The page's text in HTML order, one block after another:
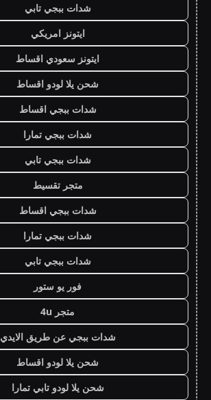
شدات ببجي تابي
ايتونز امريكي
ايتونز سعودي اقساط
شحن يلا لودو اقساط
شدات ببجي اقساط
شدات ببجي تمارا
شدات ببجي تابي
متجر تقسيط
شدات ببجي اقساط
شدات ببجي تمارا
شدات ببجي تابي
فور يو ستور
متجر 4u
شدات ببجي عن طريق الايدي
شحن يلا لودو اقساط
شحن يلا لودو تابي تمارا